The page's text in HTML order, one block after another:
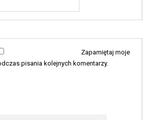
Zapamiętaj moje
pisania kolejnych komentarzy.